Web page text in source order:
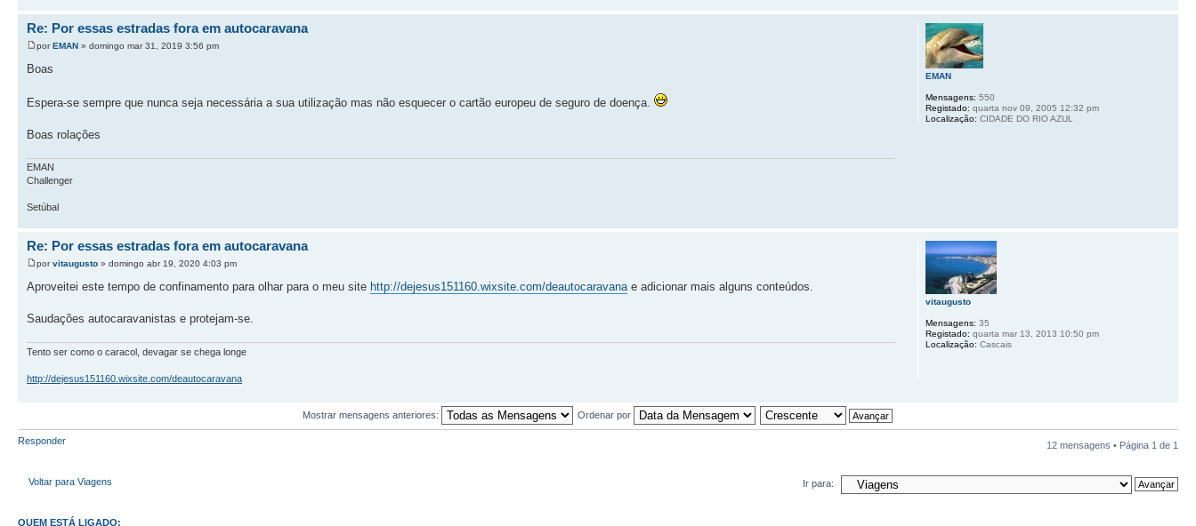
Re: Por essas estradas fora em autocaravana
porEMAN » domingo mar 31, 2019 3:56 pm
Boas
Espera-se sempre que nunca seja necessária a sua utilização mas não esquecer o cartão europeu de seguro de doença.
Boas rolações
EMAN
Challenger
Setúbal
EMAN
Mensagens: 550
Registado: quarta nov 09, 2005 12:32 pm
Localização: CIDADE DO RIO AZUL
Re: Por essas estradas fora em autocaravana
porvitaugusto » domingo abr 19, 2020 4:03 pm
Aproveitei este tempo de confinamento para olhar para o meu site http://dejesus151160.wixsite.com/deautocaravana e adicionar mais alguns conteúdos.
Saudações autocaravanistas e protejam-se.
Tento ser como o caracol, devagar se chega longe
http://dejesus151160.wixsite.com/deautocaravana
vitaugusto
Mensagens: 35
Registado: quarta mar 13, 2013 10:50 pm
Localização: Cascais
Mostrar mensagens anteriores: Ordenar por
Responder 12 mensagens • Página 1 de 1
Voltar para Viagens Ir para:
QUEM ESTÁ LIGADO: